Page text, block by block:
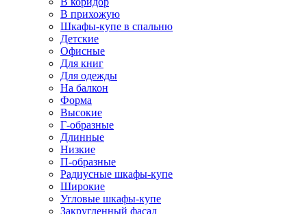
В прихожую
Шкафы-купе в спальню
Детские
Офисные
Для книг
Для одежды
На балкон
Форма
Высокие
Г-образные
Длинные
Низкие
П-образные
Радиусные шкафы-купе
Широкие
Угловые шкафы-купе
Закругленный фасад